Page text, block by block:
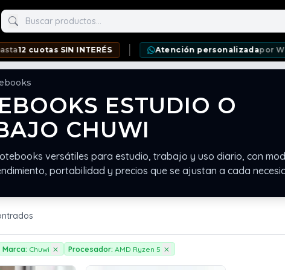
Buscar productos
SIN INTERÉS Atención personalizadapor
ESTUDIO O
CHUWI
versátiles para estudio, trabajo y uso diario, con
portabilidad y precios que se ajustan a cada
Marca: Chuwi Procesador: AMD Ryzen 5